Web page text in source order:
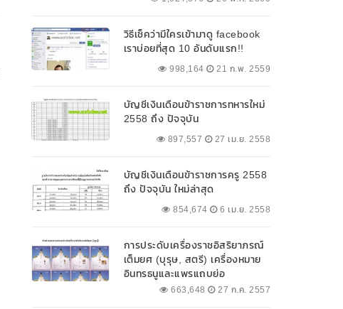
วิธีเช็คว่ามีใครเข้ามาดู facebook
เราบ่อยที่สุด 10 อันดับแรก!!
998,164 21 ก.พ. 2559
บัญชีเงินเดือนข้าราชการทหารใหม่
2558 ถึง ปัจจุบัน
897,557 27 เม.ย. 2558
บัญชีเงินเดือนข้าราชการครู 2558
ถึง ปัจจุบัน ใหม่ล่าสุด
854,674 6 เม.ย. 2558
การประดับเครื่องราชอิสริยาภรณ์
เต็มยศ (บุรุษ, สตรี) เครื่องหมาย
อินทรธนูและแพรแถบย่อ
663,648 27 ก.ค. 2557